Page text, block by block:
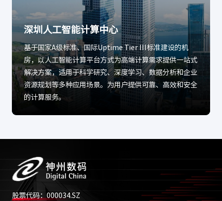
深圳人工智能计算中心
基于国家A级标准、国际Uptime Tier III标准建设的机
房，以人工智能计算平台方式为高端计算需求提供一站式
解决方案，适用于科学研究、深度学习、数据分析和企业
资源规划等多种应用场景。为用户提供可靠、高效和安全
的计算服务。
股票代码：000034.SZ